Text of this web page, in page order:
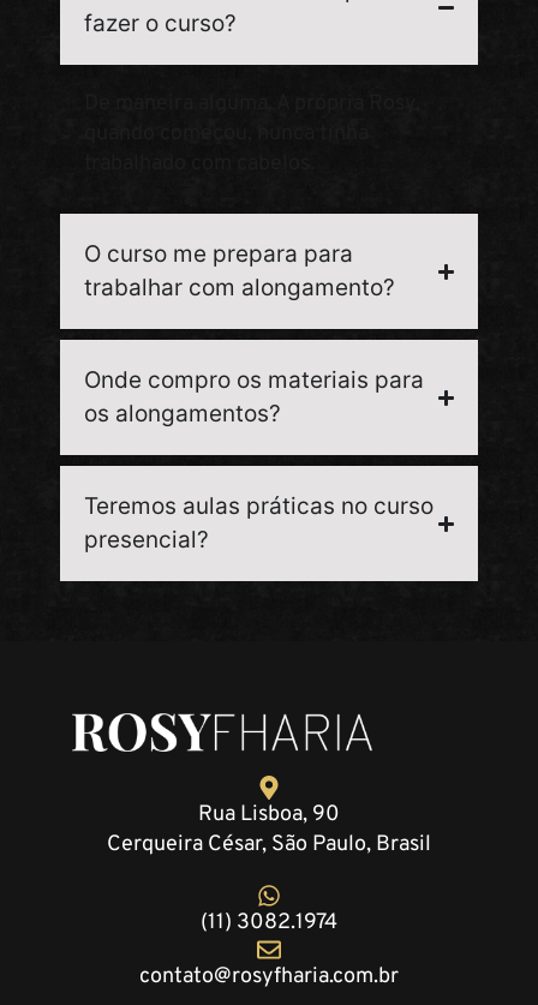
fazer o curso?
O curso me prepara para
trabalhar com alongamento?
Onde compro os materiais para
os alongamentos?
Teremos aulas práticas no curso
presencial?
Rua Lisboa, 90
Cerqueira César, São Paulo, Brasil
(11) 3082.1974
contato@rosyfharia.com.br